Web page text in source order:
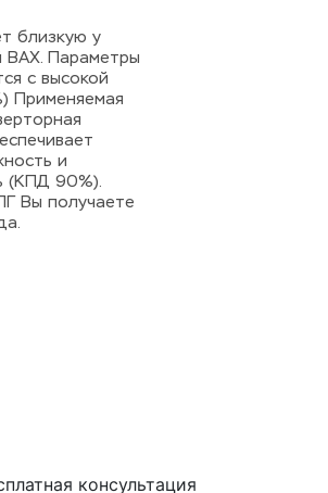
близкую у
ВАХ. Параметры
с высокой
Применяемая
и
(КПД 90%).
Вы получаете
консультация